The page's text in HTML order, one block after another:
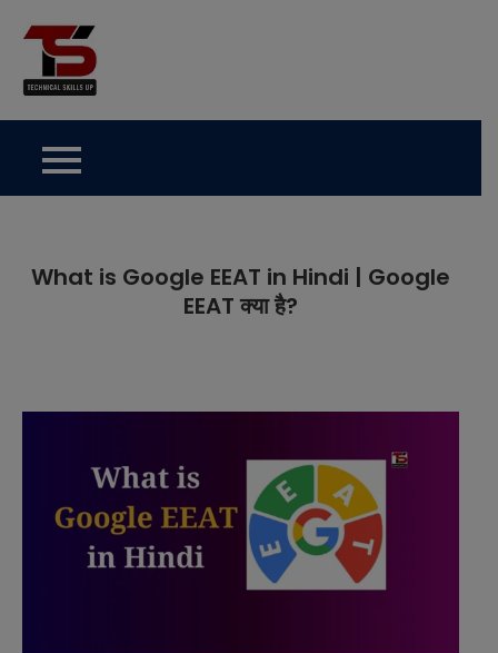
content
What is Google EEAT in Hindi | Google
EEAT क्या है?